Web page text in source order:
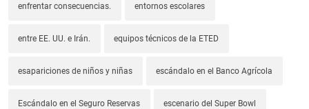
enfrentar consecuencias. entornos escolares
entre EE. UU. e Irán. equipos técnicos de la ETED
esapariciones de niños y niñas escándalo en el Banco Agrícola
Escándalo en el Seguro Reservas escenario del Super Bowl